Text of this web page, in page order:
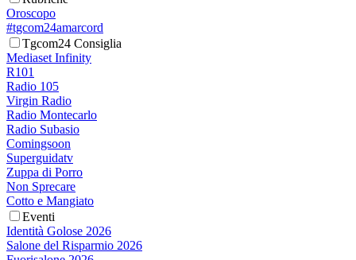
Oroscopo
#tgcom24amarcord
Tgcom24 Consiglia
Mediaset Infinity
R101
Radio 105
Virgin Radio
Radio Montecarlo
Radio Subasio
Comingsoon
Superguidatv
Zuppa di Porro
Non Sprecare
Cotto e Mangiato
Eventi
Identità Golose 2026
Salone del Risparmio 2026